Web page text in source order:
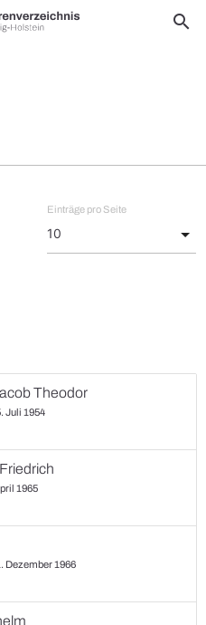
search
Einträge pro Seite
Theodor
Juli 1954
1965
Dezember 1966